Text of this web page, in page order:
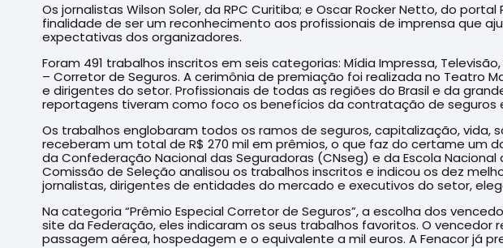
Os jornalistas Wilson Soler, da RPC Curitiba; e Oscar Rocker Netto, do
finalidade de ser um reconhecimento aos profissionais de imprensa que
expectativas dos organizadores.
Foram 491 trabalhos inscritos em seis categorias: Mídia Impressa,
– Corretor de Seguros. A cerimônia de premiação foi realizada no Teatro
e dirigentes do setor. Profissionais de todas as regiões do Brasil e da
reportagens tiveram como foco os benefícios da contratação de
Os trabalhos englobaram todos os ramos de seguros, capitalização,
receberam um total de R$ 270 mil em prêmios, o que faz do certame um
da Confederação Nacional das Seguradoras (CNseg) e da Escola
Comissão de Seleção analisou os trabalhos inscritos e indicou os dez
jornalistas, dirigentes de entidades do mercado e executivos do setor,
Na categoria “Prêmio Especial Corretor de Seguros”, a escolha dos
site da Federação, eles indicaram os seus trabalhos favoritos. O
passagem aérea, hospedagem e o equivalente a mil euros. A Fenacor já